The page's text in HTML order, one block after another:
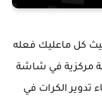
كل ماعليك فعله
مركزية في شاشة
تدوير الكرات في